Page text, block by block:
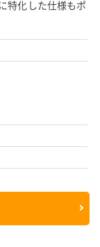
特化した仕様もポ